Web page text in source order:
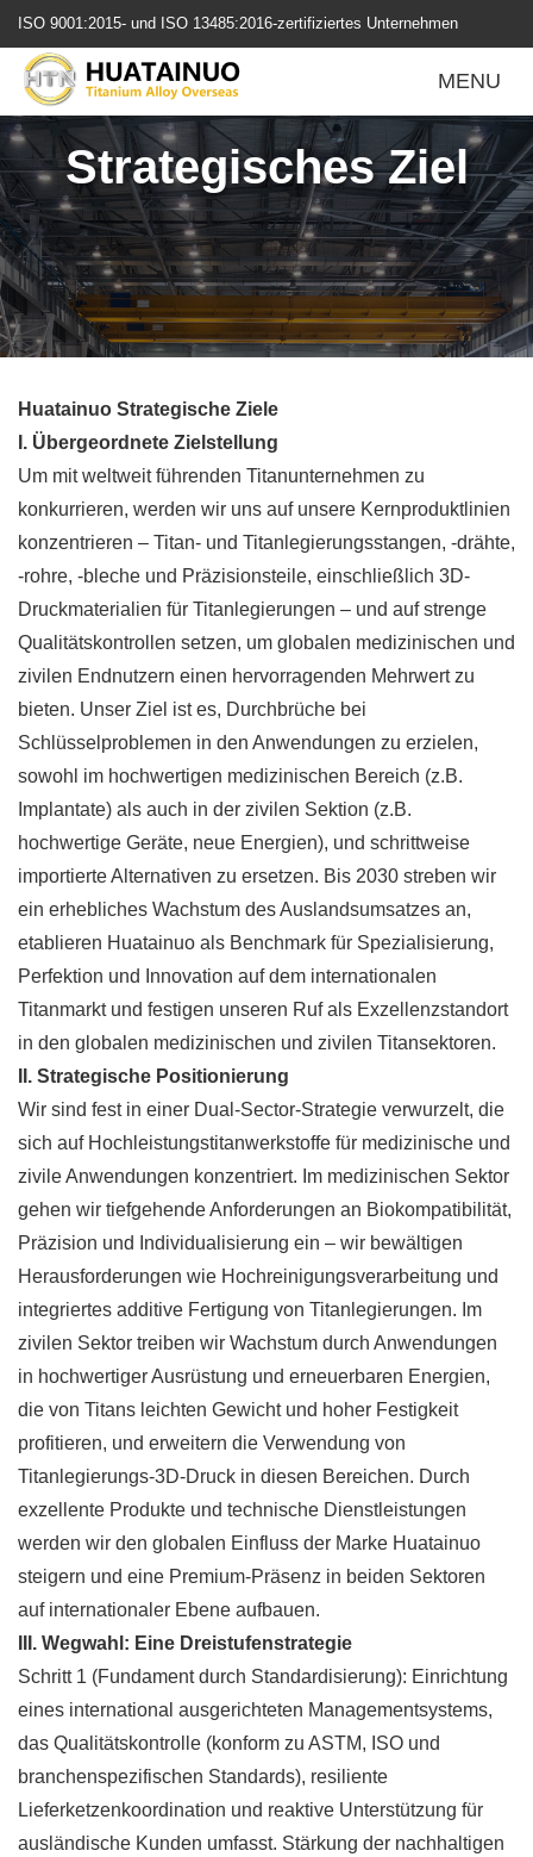
转
容
ISO 9001:2015- und ISO 13485:2016-zertifiziertes Unternehmen
MENU
Strategisches Ziel
Huatainuo Strategische Ziele
I. Übergeordnete Zielstellung
Um mit weltweit führenden Titanunternehmen zu
konkurrieren, werden wir uns auf unsere Kernproduktlinien
konzentrieren – Titan- und Titanlegierungsstangen, -drähte,
-rohre, -bleche und Präzisionsteile, einschließlich 3D-
Druckmaterialien für Titanlegierungen – und auf strenge
Qualitätskontrollen setzen, um globalen medizinischen und
zivilen Endnutzern einen hervorragenden Mehrwert zu
bieten. Unser Ziel ist es, Durchbrüche bei
Schlüsselproblemen in den Anwendungen zu erzielen,
sowohl im hochwertigen medizinischen Bereich (z.B.
Implantate) als auch in der zivilen Sektion (z.B.
hochwertige Geräte, neue Energien), und schrittweise
importierte Alternativen zu ersetzen. Bis 2030 streben wir
ein erhebliches Wachstum des Auslandsumsatzes an,
etablieren Huatainuo als Benchmark für Spezialisierung,
Perfektion und Innovation auf dem internationalen
Titanmarkt und festigen unseren Ruf als Exzellenzstandort
in den globalen medizinischen und zivilen Titansektoren.
II. Strategische Positionierung
Wir sind fest in einer Dual-Sector-Strategie verwurzelt, die
sich auf Hochleistungstitanwerkstoffe für medizinische und
zivile Anwendungen konzentriert. Im medizinischen Sektor
gehen wir tiefgehende Anforderungen an Biokompatibilität,
Präzision und Individualisierung ein – wir bewältigen
Herausforderungen wie Hochreinigungsverarbeitung und
integriertes additive Fertigung von Titanlegierungen. Im
zivilen Sektor treiben wir Wachstum durch Anwendungen
in hochwertiger Ausrüstung und erneuerbaren Energien,
die von Titans leichten Gewicht und hoher Festigkeit
profitieren, und erweitern die Verwendung von
Titanlegierungs-3D-Druck in diesen Bereichen. Durch
exzellente Produkte und technische Dienstleistungen
werden wir den globalen Einfluss der Marke Huatainuo
steigern und eine Premium-Präsenz in beiden Sektoren
auf internationaler Ebene aufbauen.
III. Wegwahl: Eine Dreistufenstrategie
Schritt 1 (Fundament durch Standardisierung): Einrichtung
eines international ausgerichteten Managementsystems,
das Qualitätskontrolle (konform zu ASTM, ISO und
branchenspezifischen Standards), resiliente
Lieferketzenkoordination und reaktive Unterstützung für
ausländische Kunden umfasst. Stärkung der nachhaltigen